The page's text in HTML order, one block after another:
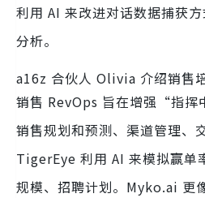
利用 AI 来改进对话数据捕获
分析。
a16z 合伙人 Olivia 介绍销售
销售 RevOps 旨在增强“指挥
销售规划和预测、渠道管理、
TigerEye 利用 AI 来模拟赢单
规模、招聘计划。Myko.ai 更